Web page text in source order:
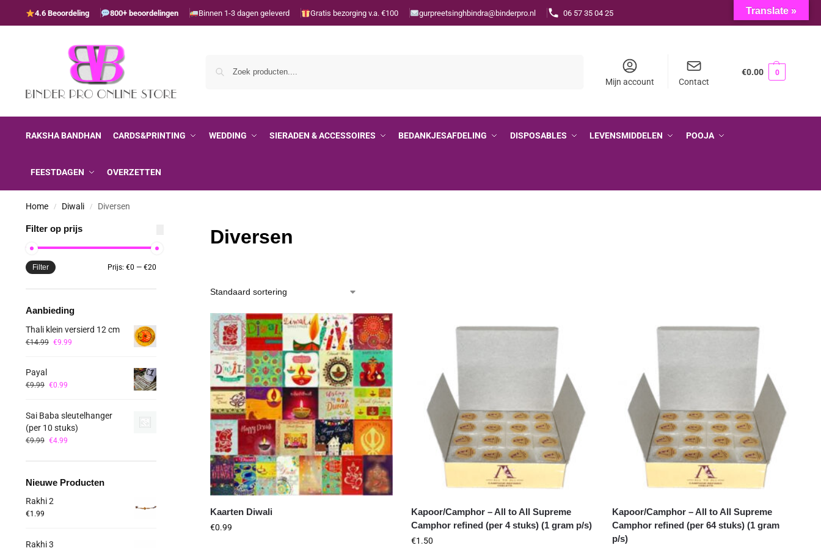
4.6 Beoordeling 800+ beoordelingen Binnen 1-3 dagen geleverd Gratis bezorging v.a. €100 gurpreetsinghbindra@binderpro.nl 06 57 35 04 25
Mijn account Contact
€0.00 0
RAKSHA BANDHAN CARDS&PRINTING WEDDING SIERADEN & ACCESSOIRES BEDANKJESAFDELING DISPOSABLES LEVENSMIDDELEN POOJA
FEESTDAGEN OVERZETTEN
Home / Diwali / Diversen
Diversen
Kaarten Diwali
€0.99
Kapoor/Camphor – All to All Supreme
Camphor refined (per 4 stuks) (1 gram p/s)
€1.50
Kapoor/Camphor – All to All Supreme
Camphor refined (per 64 stuks) (1 gram
p/s)
Filter op prijs
Filter Prijs:€0 —€20
Aanbieding
Thali klein versierd 12 cm
€14.99 €9.99
Payal
€9.99 €0.99
Sai Baba sleutelhanger
(per 10 stuks)
€9.99 €4.99
Nieuwe Producten
Rakhi 2
€1.99
Rakhi 3
Translate »